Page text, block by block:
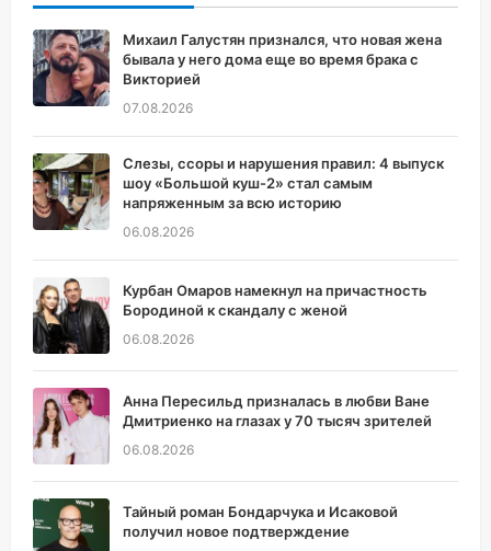
Михаил Галустян признался, что новая жена
бывала у него дома еще во время брака с
Викторией
07.08.2026
Слезы, ссоры и нарушения правил: 4 выпуск
шоу «Большой куш-2» стал самым
напряженным за всю историю
06.08.2026
Курбан Омаров намекнул на причастность
Бородиной к скандалу с женой
06.08.2026
Анна Пересильд призналась в любви Ване
Дмитриенко на глазах у 70 тысяч зрителей
06.08.2026
Тайный роман Бондарчука и Исаковой
получил новое подтверждение